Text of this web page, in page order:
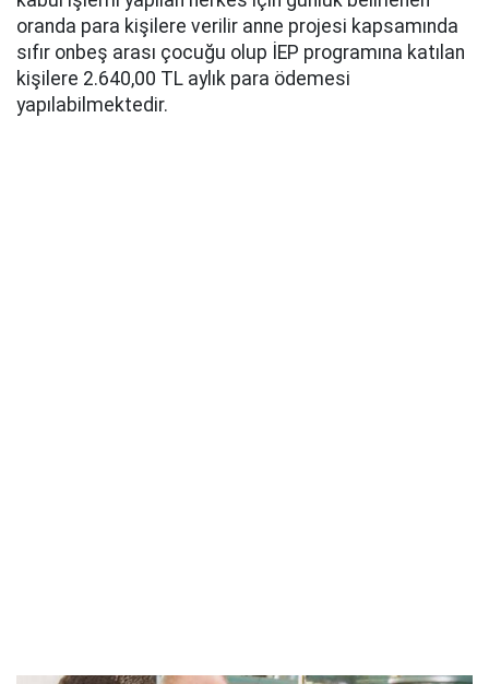
oranda para kişilere verilir anne projesi kapsamında
sıfır onbeş arası çocuğu olup İEP programına katılan
kişilere 2.640,00 TL aylık para ödemesi
yapılabilmektedir.